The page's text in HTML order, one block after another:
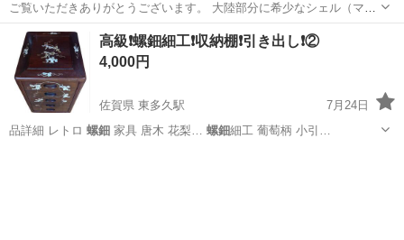
ご覧いただきありがとうございます。 大陸部分に希少なシェル（マザ
ーオブパール・真珠貝）や様々な天然石が一つ一つ丁寧にカットさ
れ、手作業で貼り合わせて作られた豪華な宝石地球儀です。 海の部分
にはパールの粉末が使用されており、光...
東京 江戸川区 瑞江駅 その他 地球儀
高級❗螺鈿細工❗収納棚❗引き出し❗②
4,000円
佐賀県 東多久駅
7月24日
品詳細 レトロ 螺鈿 家具 唐木 花梨… 螺鈿細工 葡萄柄 小引…